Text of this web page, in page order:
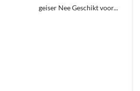
geiser Nee Geschikt voor...